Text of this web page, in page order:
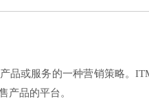
品或服务的一种营销策略。
产品的平台。